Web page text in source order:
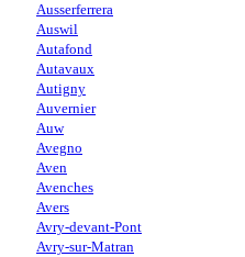
Ausserferrera
Auswil
Autafond
Autavaux
Autigny
Auvernier
Auw
Avegno
Aven
Avenches
Avers
Avry-devant-Pont
Avry-sur-Matran